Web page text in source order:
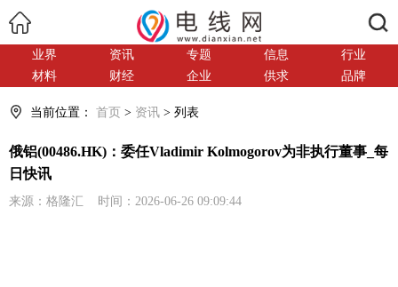
业界 资讯 专题 信息
行业
材料
财经 企业 供求 品牌
当前位置： 首页 > 资讯 > 列表
俄铝(00486.HK)：委任Vladimir Kolmogorov为非执行董事_每
日快讯
来源：格隆汇 时间：2026-06-26 09:09:44